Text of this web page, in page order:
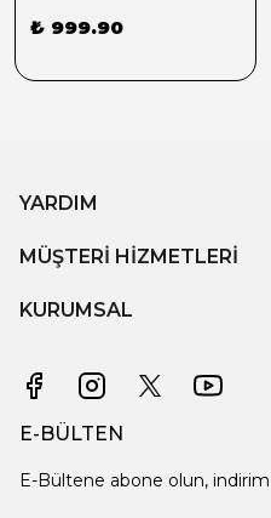
₺ 999.90
YARDIM
MÜŞTERİ HİZMETLERİ
KURUMSAL
E-BÜLTEN
E-Bültene abone olun, indirim